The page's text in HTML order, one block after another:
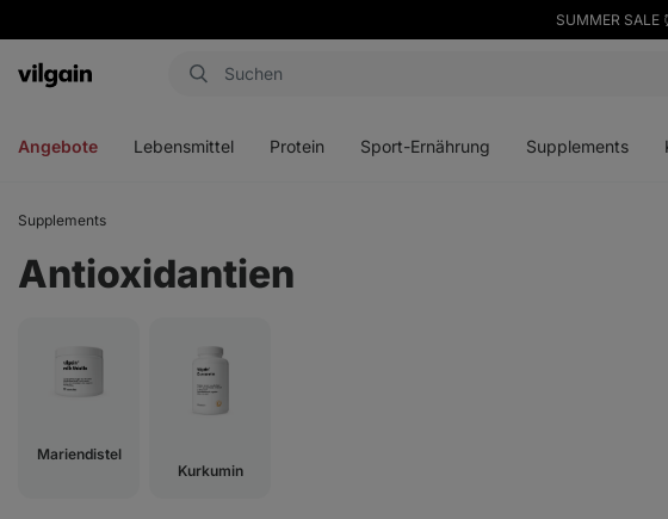
SUMMER
Aktin
Angebote Lebensmittel Protein Sport-Ernährung Supplements
Supplements
Antioxidantien
Mariendistel
Kurkumin